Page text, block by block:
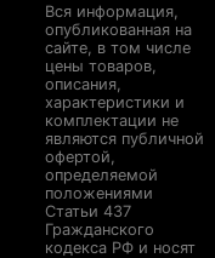
Вся информация,
опубликованная на
сайте, в том числе
цены товаров,
описания,
характеристики и
комплектации не
являются публичной
офертой,
определяемой
положениями
Статьи 437
Гражданского
кодекса РФ и носят